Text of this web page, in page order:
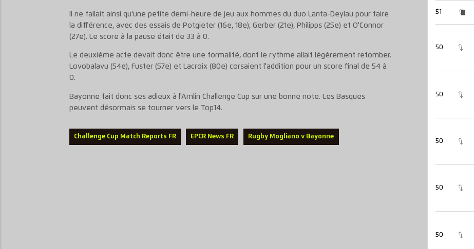
Il ne fallait ainsi qu'une petite demi-heure de jeu aux hommes du duo Lanta-Deylau pour faire
la différence, avec des essais de Potgieter (16e, 18e), Gerber (21e), Philipps (25e) et O'Connor
(27e). Le score à la pause était de 33 à 0.
Le deuxième acte devait donc être une formalité, dont le rythme allait légèrement retomber.
Lovobalavu (54e), Fuster (57e) et Lacroix (80e) corsaient l'addition pour un score final de 54 à
0.
Bayonne fait donc ses adieux à l'Amlin Challenge Cup sur une bonne note. Les Basques
peuvent désormais se tourner vers le Top14.
Challenge Cup Match Reports FR EPCR News FR Rugby Mogliano v Bayonne
51
50
50
50
50
50